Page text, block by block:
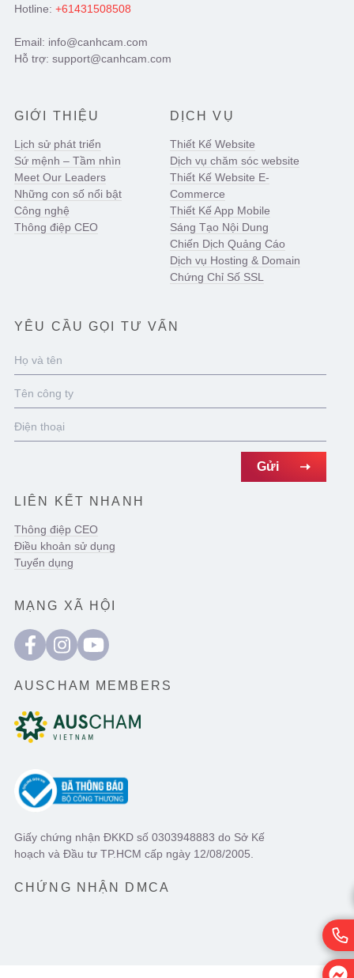
Hotline: +61431508508
Email: info@canhcam.com
Hỗ trợ: support@canhcam.com
GIỚI THIỆU
Lịch sử phát triển
Sứ mệnh – Tầm nhìn
Meet Our Leaders
Những con số nổi bật
Công nghệ
Thông điệp CEO
DỊCH VỤ
Thiết Kế Website
Dịch vụ chăm sóc website
Thiết Kế Website E-
Commerce
Thiết Kế App Mobile
Sáng Tạo Nội Dung
Chiến Dịch Quảng Cáo
Dịch vụ Hosting & Domain
Chứng Chỉ Số SSL
YÊU CẦU GỌI TƯ VẤN
LIÊN KẾT NHANH
Thông điệp CEO
Điều khoản sử dụng
Tuyển dụng
MẠNG XÃ HỘI
AUSCHAM MEMBERS
Giấy chứng nhận ĐKKD số 0303948883 do Sở Kế
hoạch và Đầu tư TP.HCM cấp ngày 12/08/2005.
CHỨNG NHẬN DMCA